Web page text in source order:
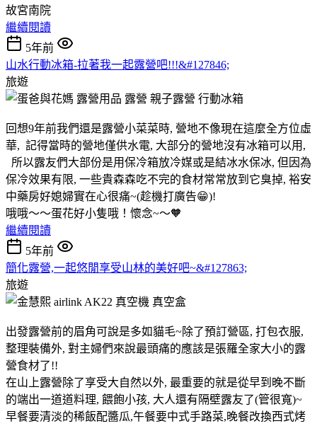
故宮南院
繼續閱讀
5年前
山水行動冰箱-拉著我一起露營吧!!!&#127846;
旅遊
回想9年前我們還是露營小菜菜時, 營地不像現在這麼全方位虛
華, 記得當時的營地僅供水電, 大部分的營地沒有冰箱可以用,
所以露友們大部份是用保冷箱放冷媒或是結冰水保冰, 但因為
保冷效果有限, 一些貴森森吃不完的食材常常放到它臭掉, 裕安
中藥房好媳婦實在心很痛~(趁機打廣告😁)!
哦哦～～蛋花好小隻哦！懷念~～🧡
繼續閱讀
5年前
簡化露營,一起悠閒享受山林的美好吧~&#127863;
旅遊
出發露營前的眉角可說是多如貓毛~除了預訂營區, 打包衣服,
整理裝備外, 對主婦們來說最頭痛的應該是張羅全家大小的露
營食材了!!
在山上露營除了享受大自然以外, 最重要的就是從早到晚不斷
的端出一道道料理, 餵飽小孩, 大人還有隔壁露友了(管很寬)~
早餐要清淡的稀飯配醬瓜,午餐要中式手路菜,晚餐改換西式烤